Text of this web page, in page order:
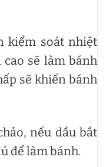
kiểm soát nhiệt
cao sẽ làm bánh
sẽ khiến bánh
nếu dầu bắt
để làm bánh.